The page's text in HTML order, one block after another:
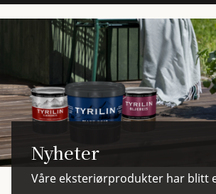
Nyheter
Våre eksteriørprodukter har blitt